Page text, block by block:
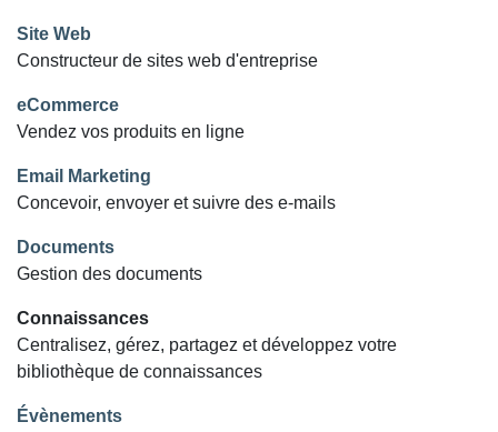
Site Web
Constructeur de sites web d'entreprise
eCommerce
Vendez vos produits en ligne
Email Marketing
Concevoir, envoyer et suivre des e-mails
Documents
Gestion des documents
Connaissances
Centralisez, gérez, partagez et développez votre
bibliothèque de connaissances
Évènements